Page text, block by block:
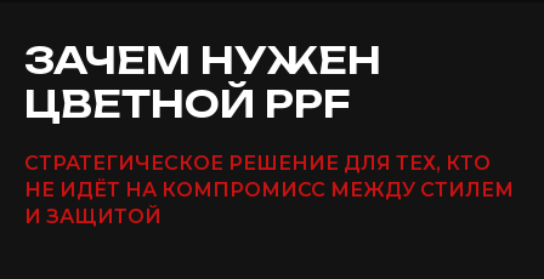
ЗАЧЕМ НУЖЕН
ЦВЕТНОЙ PPF
СТРАТЕГИЧЕСКОЕ РЕШЕНИЕ ДЛЯ ТЕХ, КТО
НЕ ИДЁТ НА КОМПРОМИСС МЕЖДУ СТИЛЕМ
И ЗАЩИТОЙ